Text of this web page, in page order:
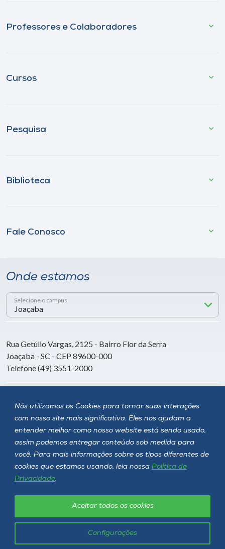
Nós utilizamos os Cookies para tornar suas interações
com nosso site mais significativa. Eles nos ajudam a
entender melhor como nosso website está sendo usado,
assim podemos entregar conteúdo sob medida para
você. Para mais informações sobre os tipos diferentes de
cookies que estamos usando, leia nossa Política de
Privacidade.
Configurações
Aceitar todos os cookies
Professores e Colaboradores
Cursos
Pesquisa
Biblioteca
Fale Conosco
Onde estamos
Selecione o campus
Rua Getúlio Vargas, 2125 - Bairro Flor da Serra
Joaçaba - SC - CEP 89600-000
Telefone (49) 3551-2000
Siga a Unoesc
Unoesc © 2026 - Todos os direitos reservados
Política de privacidade LGPD